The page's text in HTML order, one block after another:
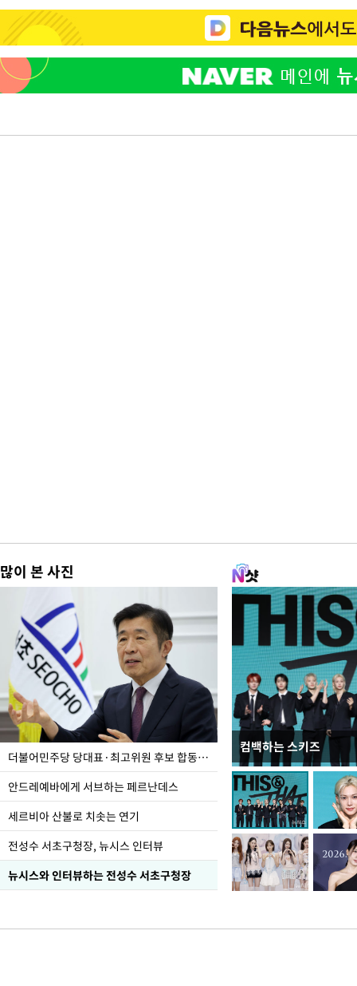
많이 본 사진
더불어민주당 당대표·최고위원 후보 합동연설회
안드레예바에게 서브하는 페르난데스
세르비아 산불로 치솟는 연기
전성수 서초구청장, 뉴시스 인터뷰
뉴시스와 인터뷰하는 전성수 서초구청장
컴백하는 스키즈
이 대통령, 국가폭력
가 책임지고 치유"